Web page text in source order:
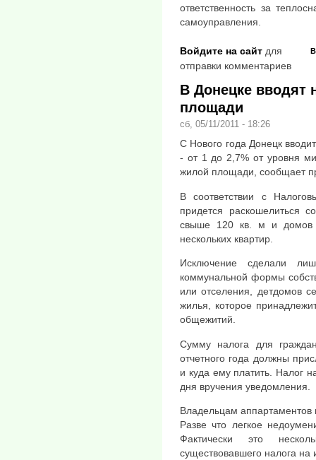
ответственность за
самоуправления.
Войдите на сайт для
отправки комментариев
В Донецке вводят
площади
сб, 05/11/2011 - 18:26
С Нового года Донецк
- от 1 до 2,7% от уровня
жилой площади, сообщает
В соответствии с
придется раскошелиться
свыше 120 кв. м и домов
нескольких квартир.
Исключение сделали
коммунальной формы
или отселения, детдомов
жилья, которое
общежитий.
Сумму налога для
отчетного года должны
и куда ему платить. Налог
дня вручения уведомления.
Владельцам аппартаментов
Разве что легкое
Фактически это
существовавшего налога